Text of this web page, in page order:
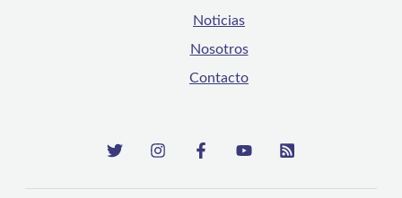
Noticias
Nosotros
Contacto